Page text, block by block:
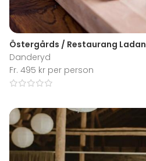
Östergårds / Restaurang Ladan
Danderyd
Fr. 495 kr per person